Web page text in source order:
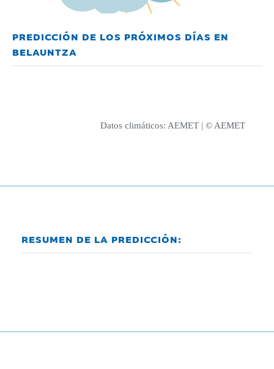
PREDICCIÓN DE LOS PRÓXIMOS DÍAS EN
BELAUNTZA
Datos climáticos: AEMET | © AEMET
RESUMEN DE LA PREDICCIÓN: